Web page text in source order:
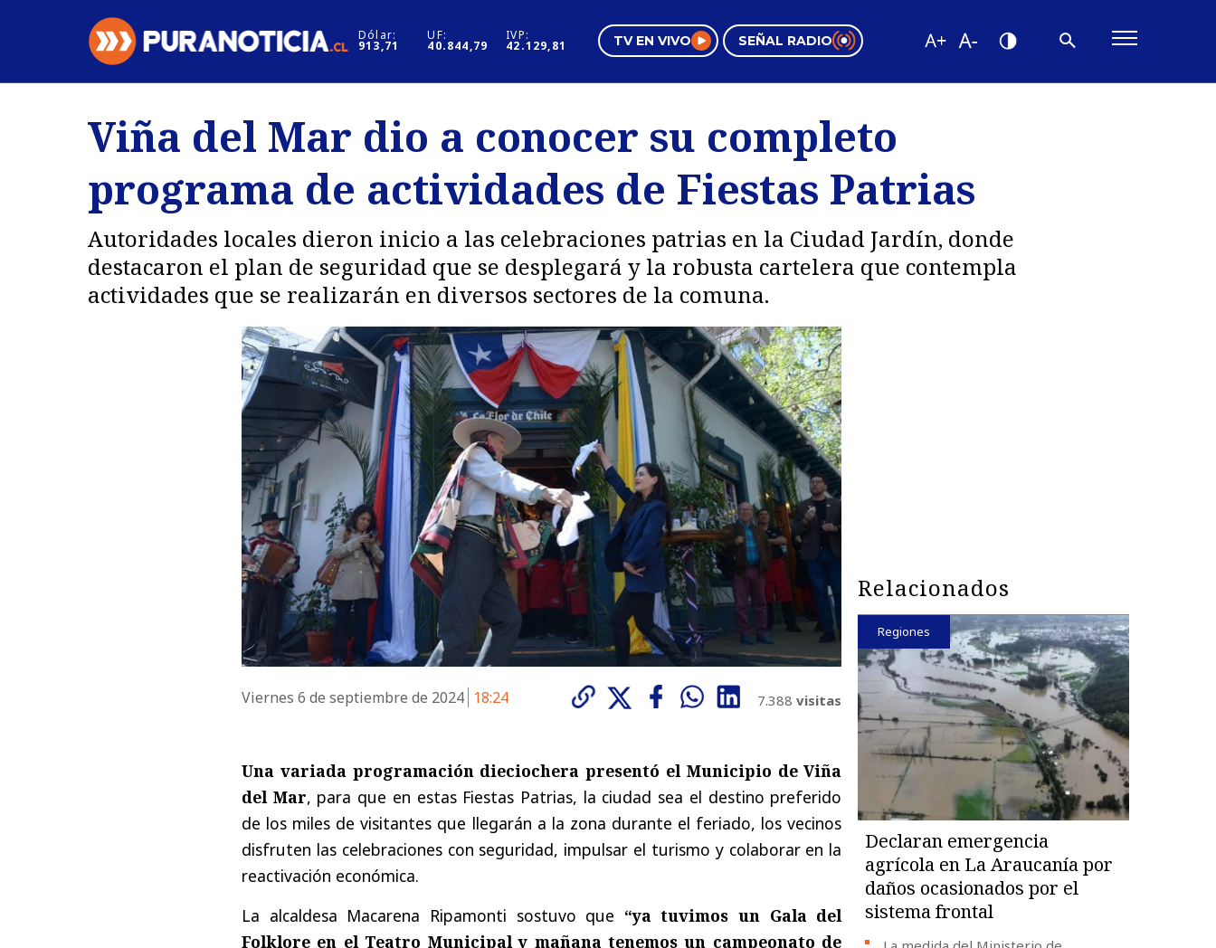
Dólar:
913,71
UF:
40.844,79
IVP:
42.129,81 TV EN VIVO SEÑAL RADIO
Regiones
Deportes
Internacional
Motores
Negocios
Pura Mujer
Tendencias
Videos
Viña del Mar dio a conocer su completo
programa de actividades de Fiestas Patrias
Autoridades locales dieron inicio a las celebraciones patrias en la Ciudad Jardín, donde
destacaron el plan de seguridad que se desplegará y la robusta cartelera que contempla
actividades que se realizarán en diversos sectores de la comuna.
Viernes 6 de septiembre de 2024 18:24 7.388 visitas
Una variada programación dieciochera presentó el Municipio de Viña
del Mar, para que en estas Fiestas Patrias, la ciudad sea el destino preferido
de los miles de visitantes que llegarán a la zona durante el feriado, los vecinos
disfruten las celebraciones con seguridad, impulsar el turismo y colaborar en la
reactivación económica.
La alcaldesa Macarena Ripamonti sostuvo que “ya tuvimos un Gala del
Folklore en el Teatro Municipal y mañana tenemos un campeonato de
Relacionados
Regiones
Declaran emergencia
agrícola en La Araucanía por
daños ocasionados por el
sistema frontal